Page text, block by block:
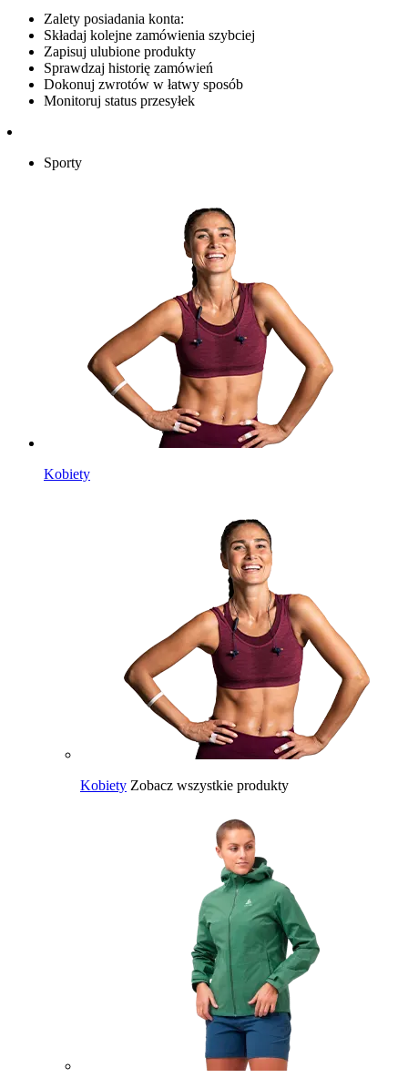
Zalety posiadania konta:
Składaj kolejne zamówienia szybciej
Zapisuj ulubione produkty
Sprawdzaj historię zamówień
Dokonuj zwrotów w łatwy sposób
Monitoruj status przesyłek
Sporty
Kobiety
Kobiety Zobacz wszystkie produkty